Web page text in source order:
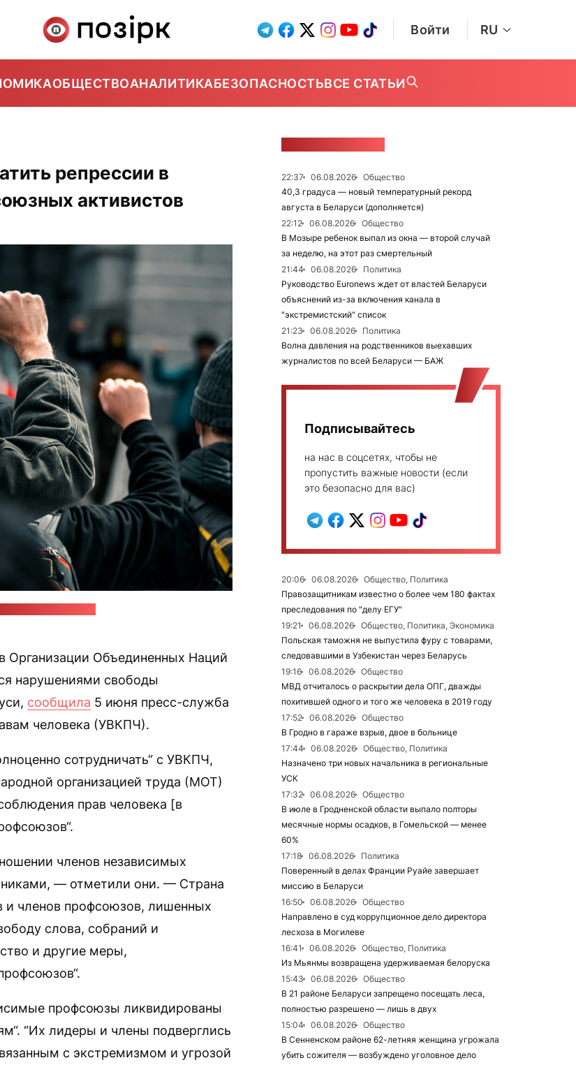
Войти RU
ОБЩЕСТВОАНАЛИТИКАБЕЗОПАСНОСТЬВСЕ СТАТЬИ
репрессии в
активистов
Организации Объединенных Наций
нарушениями свободы
сообщила 5 июня пресс-служба
человека (УВКПЧ).
сотрудничать“ с УВКПЧ,
организацией труда (МОТ)
прав человека [в
членов независимых
— отметили они. — Страна
и членов профсоюзов, лишенных
слова, собраний и
и другие меры,
профсоюзы ликвидированы
“Их лидеры и члены подверглись
с экстремизмом и угрозой
22:37 06.08.2026
Общество
40,3 градуса — новый температурный рекорд
августа в Беларуси (дополняется)
22:12
06.08.2026
Общество
В Мозыре ребенок выпал из окна — второй случай
за неделю, на этот раз смертельный
21:44
06.08.2026
Политика
Руководство Euronews ждет от властей Беларуси
объяснений из-за включения канала в
"экстремистский" список
21:23
06.08.2026
Политика
Волна давления на родственников выехавших
журналистов по всей Беларуси — БАЖ
Подписывайтесь
на нас в соцсетях, чтобы не
пропустить важные новости (если
это безопасно для вас)
20:06 06.08.2026
Общество, Политика
Правозащитникам известно о более чем 180 фактах
преследования по "делу ЕГУ"
19:21
06.08.2026
Общество, Политика, Экономика
Польская таможня не выпустила фуру с товарами,
следовавшими в Узбекистан через Беларусь
19:16
06.08.2026
Общество
МВД отчиталось о раскрытии дела ОПГ, дважды
похитившей одного и того же человека в 2019 году
17:52
06.08.2026
Общество
В Гродно в гараже взрыв, двое в больнице
17:44
06.08.2026
Общество, Политика
Назначено три новых начальника в региональные
УСК
17:32
06.08.2026
Общество
В июле в Гродненской области выпало полторы
месячные нормы осадков, в Гомельской — менее
60%
17:18
06.08.2026
Политика
Поверенный в делах Франции Руайе завершает
миссию в Беларуси
16:50
06.08.2026
Общество
Направлено в суд коррупционное дело директора
лесхоза в Могилеве
16:41
06.08.2026
Общество, Политика
Из Мьянмы возвращена удерживаемая белоруска
15:43
06.08.2026
Общество
В 21 районе Беларуси запрещено посещать леса,
полностью разрешено — лишь в двух
15:04
06.08.2026
Общество
В Сенненском районе 62-летняя женщина угрожала
убить сожителя — возбуждено уголовное дело